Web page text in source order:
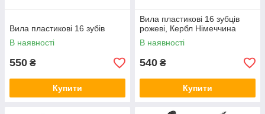
Вила пластикові 16 зубів
В наявності
550 ₴
Купити
Вила пластикові 16 зубців
рожеві, Кербл Німеччина
В наявності
540 ₴
Купити